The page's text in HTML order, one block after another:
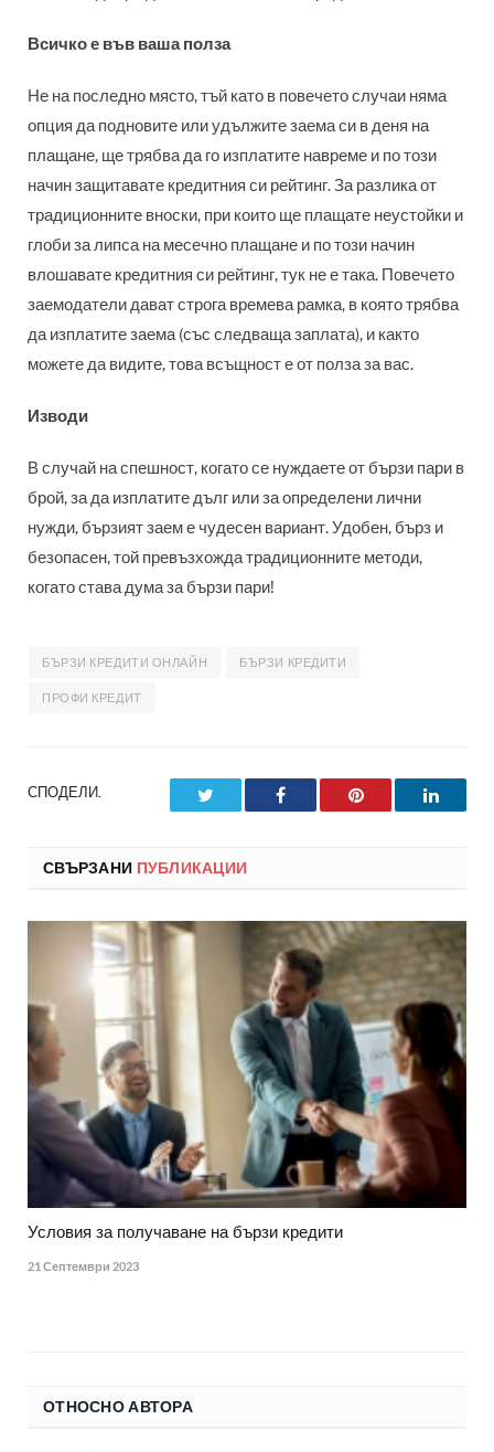
Всичко е във ваша полза
Не на последно място, тъй като в повечето случаи няма
опция да подновите или удължите заема си в деня на
плащане, ще трябва да го изплатите навреме и по този
начин защитавате кредитния си рейтинг. За разлика от
традиционните вноски, при които ще плащате неустойки и
глоби за липса на месечно плащане и по този начин
влошавате кредитния си рейтинг, тук не е така. Повечето
заемодатели дават строга времева рамка, в която трябва
да изплатите заема (със следваща заплата), и както
можете да видите, това всъщност е от полза за вас.
Изводи
В случай на спешност, когато се нуждаете от бързи пари в
брой, за да изплатите дълг или за определени лични
нужди, бързият заем е чудесен вариант. Удобен, бърз и
безопасен, той превъзхожда традиционните методи,
когато става дума за бързи пари!
БЪРЗИ КРЕДИТИ ОНЛАЙН БЪРЗИ КРЕДИТИ
ПРОФИ КРЕДИТ
СПОДЕЛИ. Facebook Pinterest
СВЪРЗАНИ ПУБЛИКАЦИИ
Условия за получаване на бързи кредити
21 Септември 2023
ОТНОСНО АВТОРА